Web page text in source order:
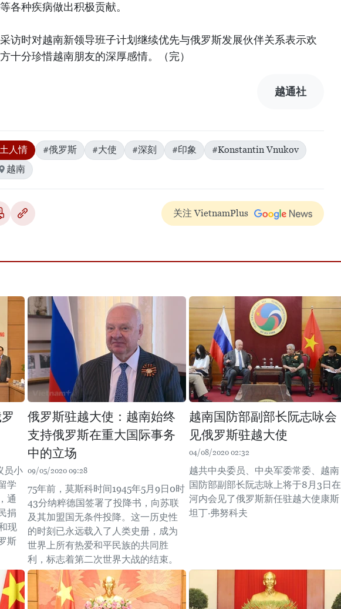
各种疾病做出积极贡献。
访时对越南新领导班子计划继续优先与俄罗斯发展伙伴关系表示欢
十分珍惜越南朋友的深厚感情。（完）
越通社
人情 #俄罗斯 #大使 #深刻 #印象
#Konstantin Vnukov
越南
关注 VietnamPlus
员小
学
通
捐
现
斯
俄罗斯驻越大使：越南始终
支持俄罗斯在重大国际事务
中的立场
09/05/2020 09:28
75年前，莫斯科时间1945年5月9日0时
43分纳粹德国签署了投降书，向苏联
及其加盟国无条件投降。这一历史性
的时刻已永远载入了人类史册，成为
世界上所有热爱和平民族的共同胜
利，标志着第二次世界大战的结束。
越南国防部副部长阮志咏会
见俄罗斯驻越大使
04/08/2020 02:32
越共中央委员、中央军委常委、越南
国防部副部长阮志咏上将于8月3日在
河内会见了俄罗斯新任驻越大使康斯
坦丁·弗努科夫